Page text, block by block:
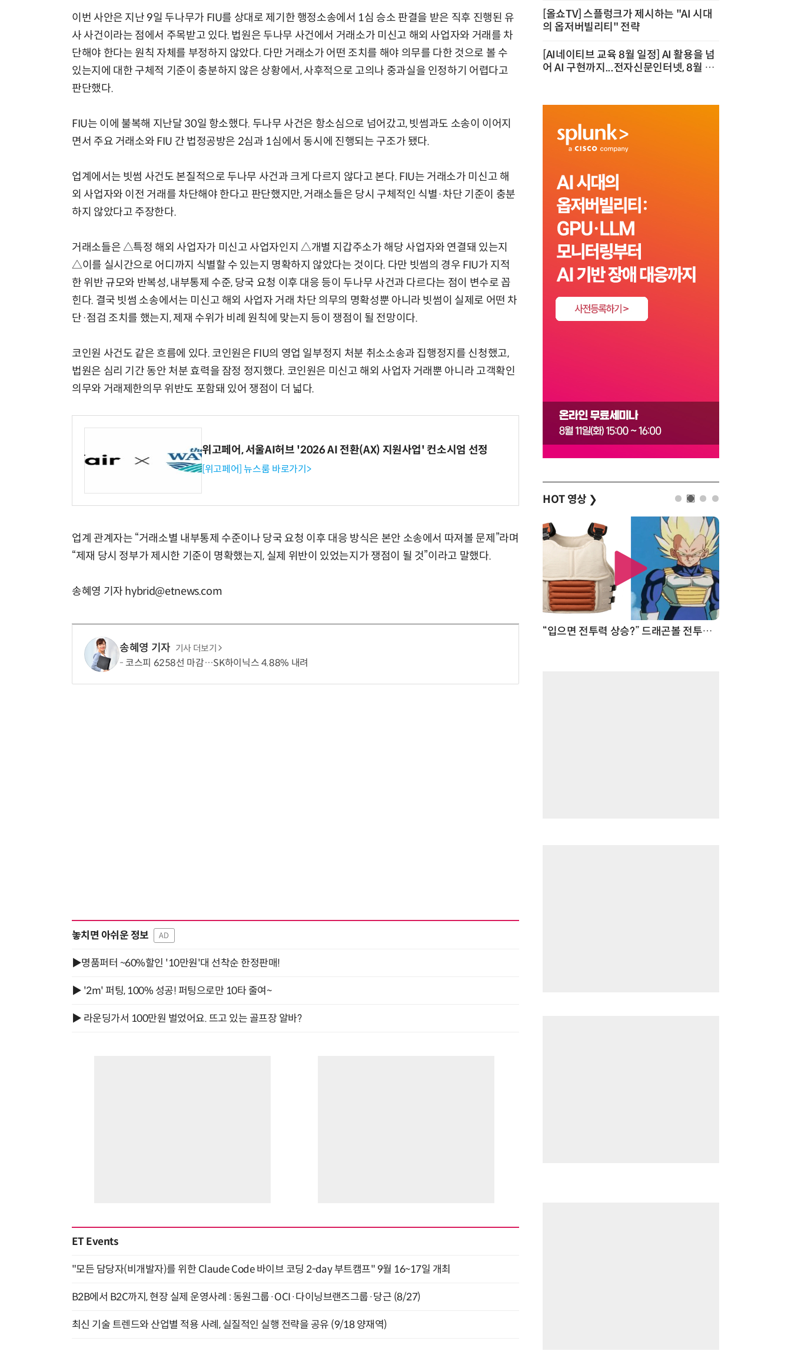
이번 사안은 지난 9일 두나무가 FIU를 상대로 제기한 행정소송에서 1심 승소 판결을 받은 직후 진행된 유
사 사건이라는 점에서 주목받고 있다. 법원은 두나무 사건에서 거래소가 미신고 해외 사업자와 거래를 차
단해야 한다는 원칙 자체를 부정하지 않았다. 다만 거래소가 어떤 조치를 해야 의무를 다한 것으로 볼 수
있는지에 대한 구체적 기준이 충분하지 않은 상황에서, 사후적으로 고의나 중과실을 인정하기 어렵다고
판단했다.
FIU는 이에 불복해 지난달 30일 항소했다. 두나무 사건은 항소심으로 넘어갔고, 빗썸과도 소송이 이어지
면서 주요 거래소와 FIU 간 법정공방은 2심과 1심에서 동시에 진행되는 구조가 됐다.
업계에서는 빗썸 사건도 본질적으로 두나무 사건과 크게 다르지 않다고 본다. FIU는 거래소가 미신고 해
외 사업자와 이전 거래를 차단해야 한다고 판단했지만, 거래소들은 당시 구체적인 식별·차단 기준이 충분
하지 않았다고 주장한다.
거래소들은 △특정 해외 사업자가 미신고 사업자인지 △개별 지갑주소가 해당 사업자와 연결돼 있는지
△이를 실시간으로 어디까지 식별할 수 있는지 명확하지 않았다는 것이다. 다만 빗썸의 경우 FIU가 지적
한 위반 규모와 반복성, 내부통제 수준, 당국 요청 이후 대응 등이 두나무 사건과 다르다는 점이 변수로 꼽
힌다. 결국 빗썸 소송에서는 미신고 해외 사업자 거래 차단 의무의 명확성뿐 아니라 빗썸이 실제로 어떤 차
단·점검 조치를 했는지, 제재 수위가 비례 원칙에 맞는지 등이 쟁점이 될 전망이다.
코인원 사건도 같은 흐름에 있다. 코인원은 FIU의 영업 일부정지 처분 취소소송과 집행정지를 신청했고,
법원은 심리 기간 동안 처분 효력을 잠정 정지했다. 코인원은 미신고 해외 사업자 거래뿐 아니라 고객확인
의무와 거래제한의무 위반도 포함돼 있어 쟁점이 더 넓다.
위고페어, 서울AI허브 '2026 AI 전환(AX) 지원사업' 컨소시엄 선정
[위고페어] 뉴스룸 바로가기>
업계 관계자는 “거래소별 내부통제 수준이나 당국 요청 이후 대응 방식은 본안 소송에서 따져볼 문제”라며
“제재 당시 정부가 제시한 기준이 명확했는지, 실제 위반이 있었는지가 쟁점이 될 것”이라고 말했다.
송혜영 기자 hybrid@etnews.com
송혜영 기자 기사 더보기
코스피 6258선 마감…SK하이닉스 4.88% 내려
놓치면 아쉬운 정보 AD
▶명품퍼터 ~60%할인 '10만원'대 선착순 한정판매!
▶ '2m' 퍼팅, 100% 성공! 퍼팅으로만 10타 줄여~
▶ 라운딩가서 100만원 벌었어요. 뜨고 있는 골프장 알바?
ET Events
"모든 담당자(비개발자)를 위한 Claude Code 바이브 코딩 2-day 부트캠프" 9월 16~17일 개최
B2B에서 B2C까지, 현장 실제 운영사례 : 동원그룹·OCI·다이닝브랜즈그룹·당근 (8/27)
최신 기술 트렌드와 산업별 적용 사례, 실질적인 실행 전략을 공유 (9/18 양재역)
[올쇼TV] 스플렁크가 제시하는 "AI 시대
의 옵저버빌리티" 전략
[AI네이티브 교육 8월 일정] AI 활용을 넘
어 AI 구현까지...전자신문인터넷, 8월 실
HOT 영상 ❯
“입으면 전투력 상승?” 드래곤볼 전투복 닮은 중량조끼